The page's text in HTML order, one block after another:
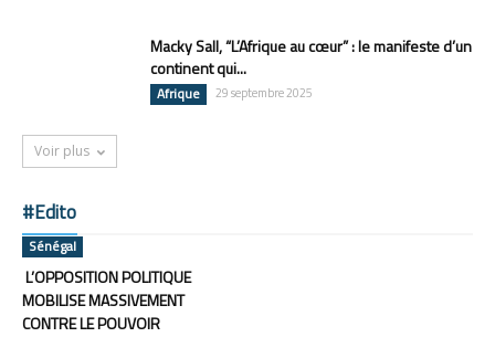
Macky Sall, “L’Afrique au cœur” : le manifeste d’un
continent qui...
Afrique 29 septembre 2025
Voir plus
#Edito
Sénégal
L’OPPOSITION POLITIQUE
MOBILISE MASSIVEMENT
CONTRE LE POUVOIR